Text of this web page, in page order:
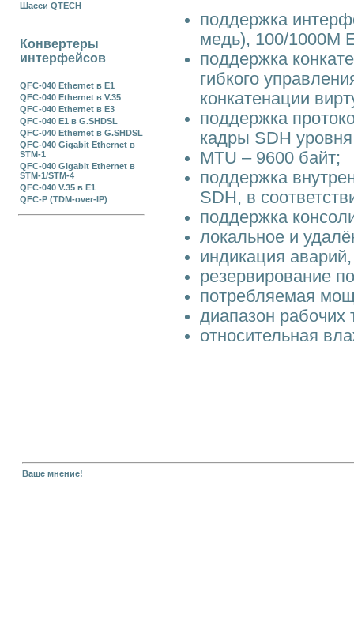
Шасси QTECH
Конвертеры
интерфейсов
QFC-040 Ethernet в Е1
QFC-040 Ethernet в V.35
QFC-040 Ethernet в E3
QFC-040 E1 в G.SHDSL
QFC-040 Ethernet в G.SHDSL
QFC-040 Gigabit Ethernet в
STM-1
QFC-040 Gigabit Ethernet в
STM-1/STM-4
QFC-040 V.35 в E1
QFC-P (TDM-over-IP)
поддержка
медь), 100/1000M
поддержка
гибкого
конкатенации
поддержка
кадры SDH
MTU – 9600 байт;
поддержка
SDH, в
поддержка
локальное и
индикация
резервирование
потребляемая
диапазон рабочих
относительная
Ваше мнение!